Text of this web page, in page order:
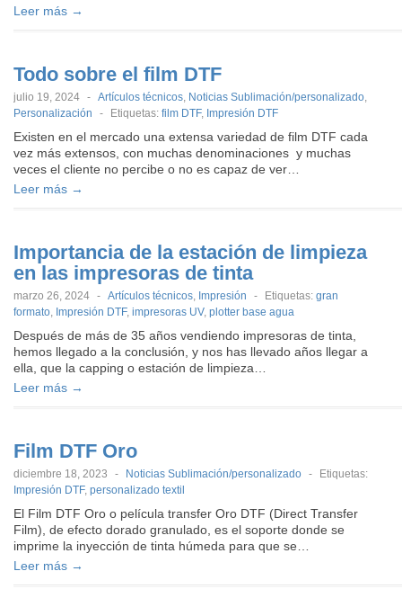
Leer más →
Todo sobre el film DTF
julio 19, 2024 - Artículos técnicos, Noticias Sublimación/personalizado,
Personalización
- Etiquetas: film DTF, Impresión DTF
Existen en el mercado una extensa variedad de film DTF cada
vez más extensos, con muchas denominaciones y muchas
veces el cliente no percibe o no es capaz de ver…
Leer más →
Importancia de la estación de limpieza
en las impresoras de tinta
marzo 26, 2024 - Artículos técnicos, Impresión - Etiquetas: gran
formato, Impresión DTF, impresoras UV, plotter base agua
Después de más de 35 años vendiendo impresoras de tinta,
hemos llegado a la conclusión, y nos has llevado años llegar a
ella, que la capping o estación de limpieza…
Leer más →
Film DTF Oro
diciembre 18, 2023 - Noticias Sublimación/personalizado -
Etiquetas:
Impresión DTF, personalizado textil
El Film DTF Oro o película transfer Oro DTF (Direct Transfer
Film), de efecto dorado granulado, es el soporte donde se
imprime la inyección de tinta húmeda para que se…
Leer más →